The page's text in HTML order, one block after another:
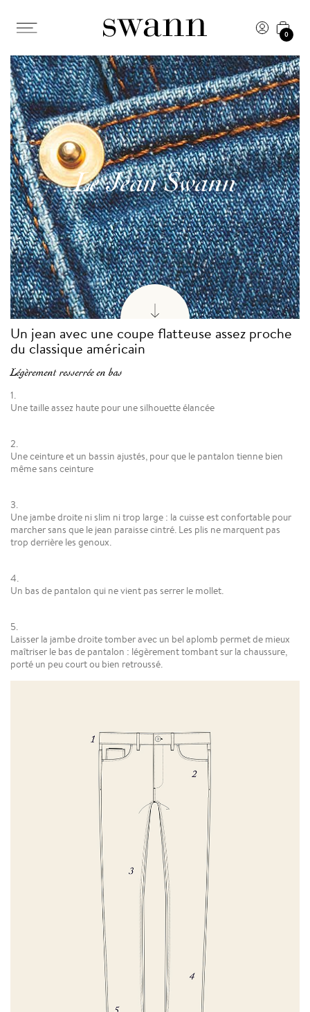
0
Le Jean Swann
Un jean avec une coupe flatteuse assez proche
du classique américain
Légèrement resserrée en bas
1.
Une taille assez haute pour une silhouette élancée
2.
Une ceinture et un bassin ajustés, pour que le pantalon tienne bien
même sans ceinture
3.
Une jambe droite ni slim ni trop large : la cuisse est confortable pour
marcher sans que le jean paraisse cintré. Les plis ne marquent pas
trop derrière les genoux.
4.
Un bas de pantalon qui ne vient pas serrer le mollet.
5.
Laisser la jambe droite tomber avec un bel aplomb permet de mieux
maîtriser le bas de pantalon : légèrement tombant sur la chaussure,
porté un peu court ou bien retroussé.